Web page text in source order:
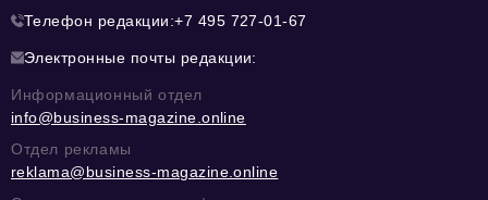
Телефон редакции:+7 495 727-01-67
Электронные почты редакции:
Информационный отдел
info@business-magazine.online
Отдел рекламы
reklama@business-magazine.online